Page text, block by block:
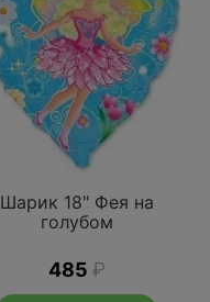
Шарик 18" Фея на
голубом
485 ₽